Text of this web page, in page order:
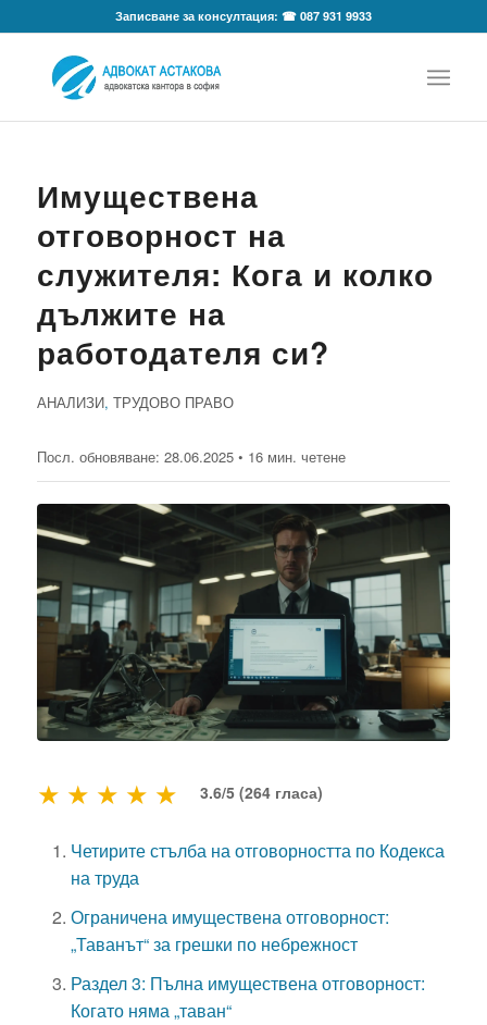
Записване за консултация: ☎ 087 931 9933
Имуществена
отговорност на
служителя: Кога и колко
дължите на
работодателя си?
АНАЛИЗИ, ТРУДОВО ПРАВО
Посл. обновяване: 28.06.2025• 16 мин. четене
★
★
★
★
★ 3.6/5 (264 гласа)
Четирите стълба на отговорността по Кодекса
на труда
Ограничена имуществена отговорност:
„Таванът“ за грешки по небрежност
Раздел 3: Пълна имуществена отговорност:
Когато няма „таван“